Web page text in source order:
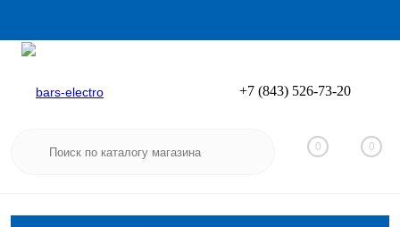
Вход
+7 (843) 526-73-20
0 0